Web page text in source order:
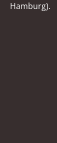
Hamburg).